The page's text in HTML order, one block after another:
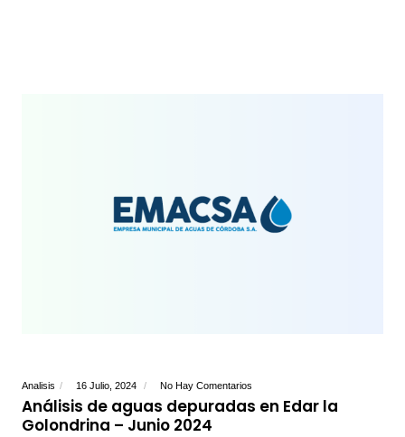
Analisis 16 Julio, 2024 No Hay Comentarios
Análisis de aguas depuradas en Edar la
Golondrina – Junio 2024